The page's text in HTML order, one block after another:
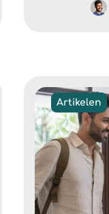
Artikelen